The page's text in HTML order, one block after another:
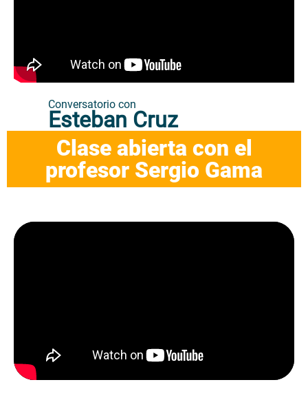
Conversatorio con
Esteban Cruz
Clase abierta con el
profesor Sergio Gama